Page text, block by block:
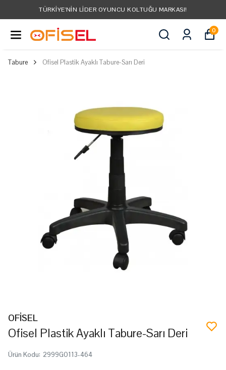
TÜRKIYE'NIN LIDER OYUNCU KOLTUĞU MARKASI!
0
Tabure Ofisel Plastik Ayaklı Tabure-Sarı Deri
OFİSEL
Ofisel Plastik Ayaklı Tabure-Sarı Deri
Ürün Kodu: 2999G0113-464